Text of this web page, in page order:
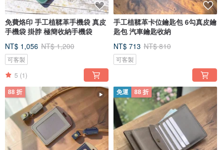
免費烙印 手工植鞣革手機袋 真皮
手機袋 掛脖 極簡收納手機袋
NT$ 1,056 NT$ 1,200
可客製
5 (1)
手工植鞣革卡位鑰匙包 6勾真皮鑰
匙包 汽車鑰匙收納
NT$ 713 NT$ 810
可客製
88 折 免運 88 折